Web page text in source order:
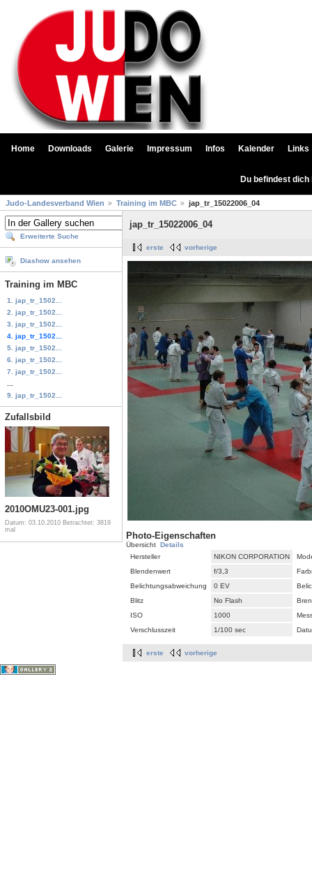
Home Downloads Galerie Impressum Infos Kalender Links
Du befindest
Judo-Landesverband Wien Training im MBC jap_tr_15022006_04
Erweiterte Suche
Diashow ansehen
Training im MBC
1. jap_tr_1502...
2. jap_tr_1502...
3. jap_tr_1502...
4. jap_tr_1502...
5. jap_tr_1502...
6. jap_tr_1502...
7. jap_tr_1502...
9. jap_tr_1502...
Zufallsbild
2010OMU23-001.jpg
Datum: 03.10.2010 Betrachtet: 3819
mal
jap_tr_15022006_04
erste vorherige
Photo-Eigenschaften
Übersicht Details
Hersteller
NIKON CORPORATION
Blendenwert
f/3,3
Belichtungsabweichung
0 EV
Blitz
No Flash
ISO
1000
Verschlusszeit
1/100 sec
erste vorherige